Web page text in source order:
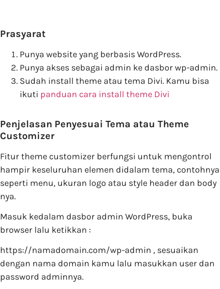
Prasyarat
Punya website yang berbasis WordPress.
Punya akses sebagai admin ke dasbor wp-admin.
Sudah install theme atau tema Divi. Kamu bisa
ikuti panduan cara install theme Divi
Penjelasan Penyesuai Tema atau Theme
Customizer
Fitur theme customizer berfungsi untuk mengontrol
hampir keseluruhan elemen didalam tema, contohnya
seperti menu, ukuran logo atau style header dan body
nya.
Masuk kedalam dasbor admin WordPress, buka
browser lalu ketikkan :
https://namadomain.com/wp-admin , sesuaikan
dengan nama domain kamu lalu masukkan user dan
password adminnya.